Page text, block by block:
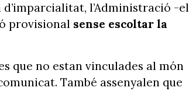
l’Administració -el
provisional sense escoltar la
que no estan vinculades al món
També assenyalen que